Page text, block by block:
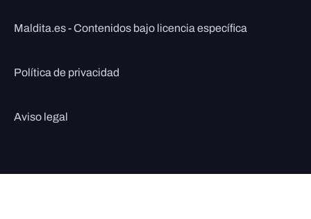
Maldita.es - Contenidos bajo licencia específica
Política de privacidad
Aviso legal